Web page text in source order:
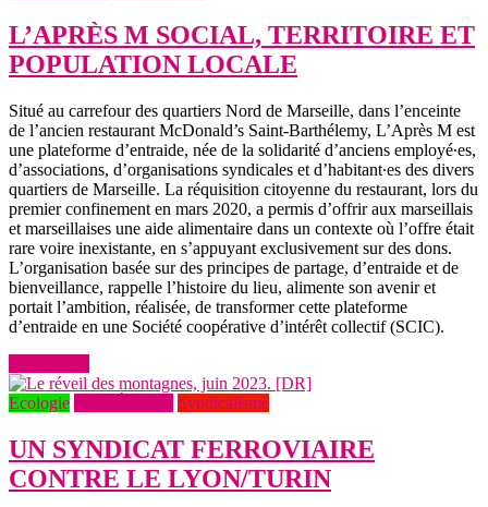
L’APRÈS M SOCIAL, TERRITOIRE ET
POPULATION LOCALE
Situé au carrefour des quartiers Nord de Marseille, dans l’enceinte
de l’ancien restaurant McDonald’s Saint-Barthélemy, L’Après M est
une plateforme d’entraide, née de la solidarité d’anciens employé∙es,
d’associations, d’organisations syndicales et d’habitant∙es des divers
quartiers de Marseille. La réquisition citoyenne du restaurant, lors du
premier confinement en mars 2020, a permis d’offrir aux marseillais
et marseillaises une aide alimentaire dans un contexte où l’offre était
rare voire inexistante, en s’appuyant exclusivement sur des dons.
L’organisation basée sur des principes de partage, d’entraide et de
bienveillance, rappelle l’histoire du lieu, alimente son avenir et
portait l’ambition, réalisée, de transformer cette plateforme
d’entraide en une Société coopérative d’intérêt collectif (SCIC).
Ecologie Syndicalisme
UN SYNDICAT FERROVIAIRE
CONTRE LE LYON/TURIN